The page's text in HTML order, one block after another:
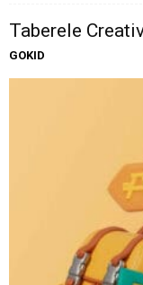
Taberele
GOKID